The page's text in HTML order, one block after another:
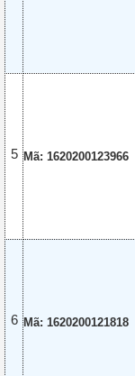
5 Mã: 1620200123966
6 Mã: 1620200121818